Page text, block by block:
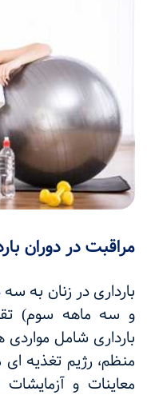
مراقبت در دوران
بارداری در زنان به
و سه ماهه سوم)
بارداری شامل
منظم، رژیم تغذیه
معاینات و